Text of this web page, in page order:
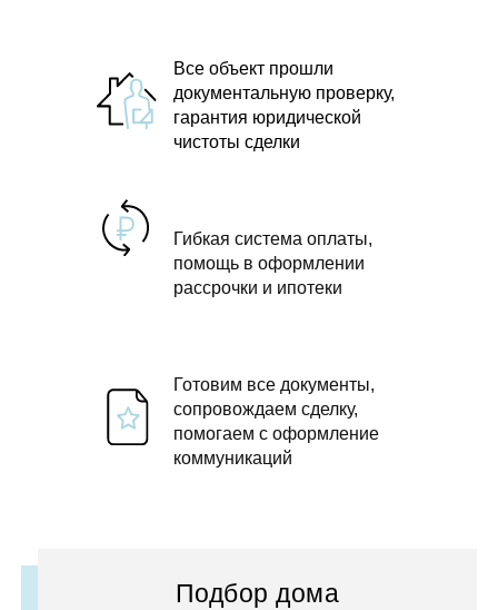
Все объект прошли
документальную проверку,
гарантия юридической
чистоты сделки
Гибкая система оплаты,
помощь в оформлении
рассрочки и ипотеки
Готовим все документы,
сопровождаем сделку,
помогаем с оформление
коммуникаций
Подбор дома